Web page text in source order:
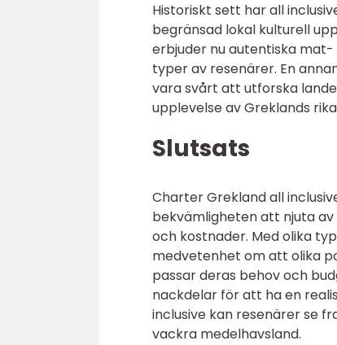
Historiskt sett har all
begränsad lokal kulturell
erbjuder nu autentiska
typer av resenärer. En
vara svårt att utforska
upplevelse av Greklands
Slutsats
Charter Grekland all
bekvämligheten att njuta
och kostnader. Med olika
medvetenhet om att olika
passar deras behov och
nackdelar för att ha en
inclusive kan resenärer se
vackra medelhavsland.